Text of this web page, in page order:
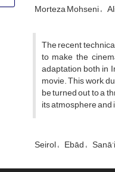
Morteza Mohseni
The recent
to make the
adaptation both in
movie. This work,
be turned out to a
its atmosphere
Seirol Ebād Sanā’i